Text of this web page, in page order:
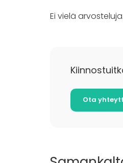
Juhlasali
Ei vielä arvosteluja.
Ota